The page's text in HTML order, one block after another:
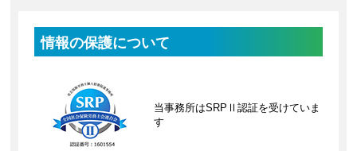
情報の保護について
当事務所はSRPⅡ認証を受けていま
す